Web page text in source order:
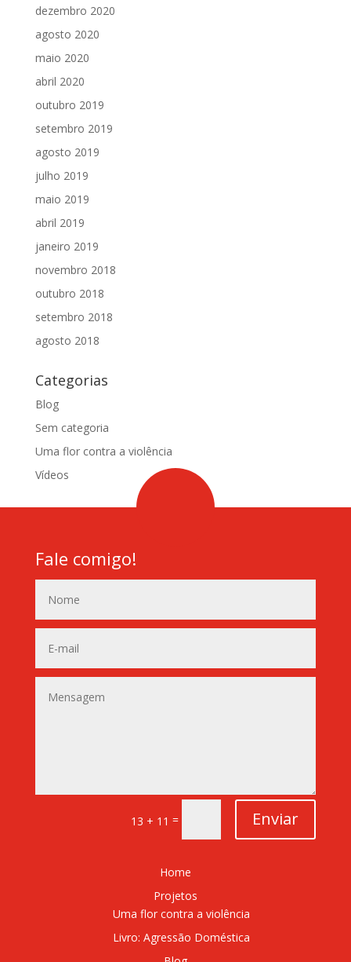
dezembro 2020
agosto 2020
maio 2020
abril 2020
outubro 2019
setembro 2019
agosto 2019
julho 2019
maio 2019
abril 2019
janeiro 2019
novembro 2018
outubro 2018
setembro 2018
agosto 2018
Categorias
Blog
Sem categoria
Uma flor contra a violência
Vídeos
Fale comigo!
13 + 11 = Enviar
Home
Projetos
Uma flor contra a violência
Livro: Agressão Doméstica